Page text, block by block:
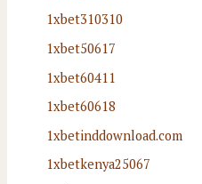
1xbet310310
1xbet50617
1xbet60411
1xbet60618
1xbetinddownload.com
1xbetkenya25067